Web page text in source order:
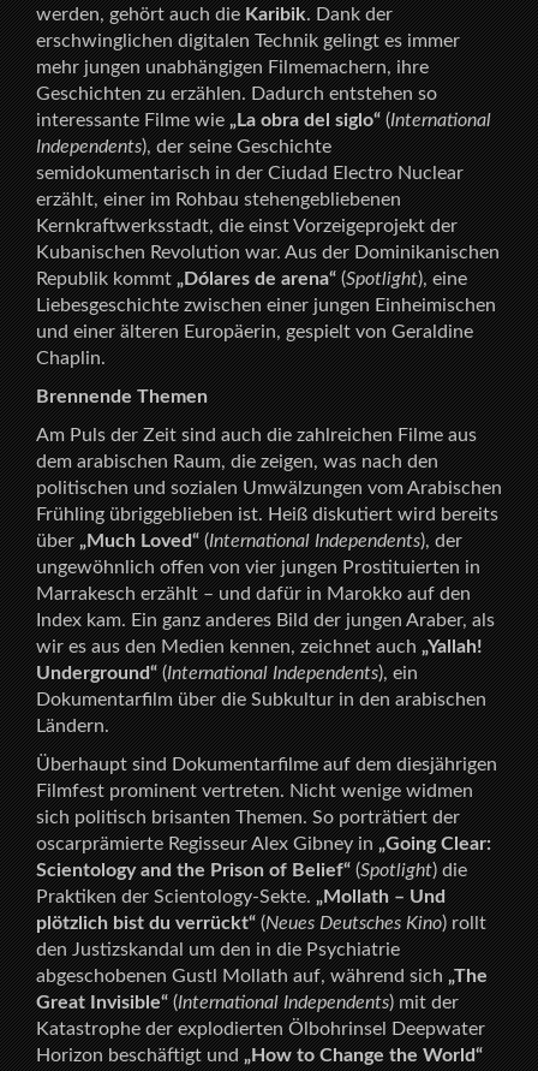
werden, gehört auch dieKaribik. Dank der
erschwinglichen digitalen Technik gelingt es immer
mehr jungen unabhängigen Filmemachern, ihre
Geschichten zu erzählen. Dadurch entstehen so
interessante Filme wie„La obra del siglo“(International
Independents), der seine Geschichte
semidokumentarisch in der Ciudad Electro Nuclear
erzählt, einer im Rohbau stehengebliebenen
Kernkraftwerksstadt, die einst Vorzeigeprojekt der
Kubanischen Revolution war. Aus der Dominikanischen
Republik kommt„Dólares de arena“(Spotlight), eine
Liebesgeschichte zwischen einer jungen Einheimischen
und einer älteren Europäerin, gespielt von Geraldine
Chaplin.
Brennende Themen
Am Puls der Zeit sind auch die zahlreichen Filme aus
dem arabischen Raum, die zeigen, was nach den
politischen und sozialen Umwälzungen vom Arabischen
Frühling übriggeblieben ist. Heiß diskutiert wird bereits
über„Much Loved“(International Independents), der
ungewöhnlich offen von vier jungen Prostituierten in
Marrakesch erzählt – und dafür in Marokko auf den
Index kam. Ein ganz anderes Bild der jungen Araber, als
wir es aus den Medien kennen, zeichnet auch„Yallah!
Underground“(International Independents), ein
Dokumentarfilm über die Subkultur in den arabischen
Ländern.
Überhaupt sind Dokumentarfilme auf dem diesjährigen
Filmfest prominent vertreten. Nicht wenige widmen
sich politisch brisanten Themen. So porträtiert der
oscarprämierte Regisseur Alex Gibney in„Going Clear:
Scientology and the Prison of Belief“(Spotlight) die
Praktiken der Scientology-Sekte.„Mollath – Und
plötzlich bist du verrückt“(Neues Deutsches Kino) rollt
den Justizskandal um den in die Psychiatrie
abgeschobenen Gustl Mollath auf, während sich„The
Great Invisible“(International Independents) mit der
Katastrophe der explodierten Ölbohrinsel Deepwater
Horizon beschäftigt und„How to Change the World“